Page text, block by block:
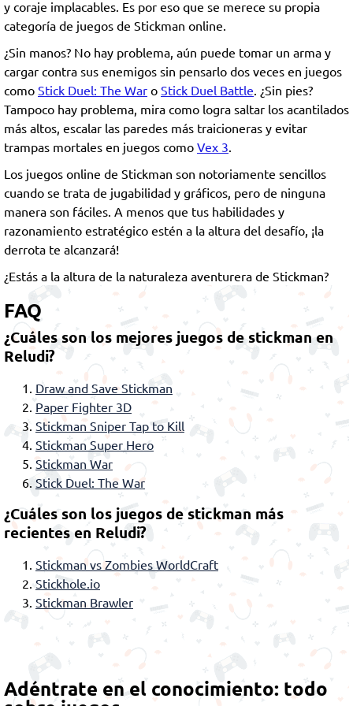
y coraje implacables. Es por eso que se merece su propia
categoría de juegos de Stickman online.
¿Sin manos? No hay problema, aún puede tomar un arma y
cargar contra sus enemigos sin pensarlo dos veces en juegos
como Stick Duel: The War o Stick Duel Battle. ¿Sin pies?
Tampoco hay problema, mira como logra saltar los acantilados
más altos, escalar las paredes más traicioneras y evitar
trampas mortales en juegos como Vex 3.
Los juegos online de Stickman son notoriamente sencillos
cuando se trata de jugabilidad y gráficos, pero de ninguna
manera son fáciles. A menos que tus habilidades y
razonamiento estratégico estén a la altura del desafío, ¡la
derrota te alcanzará!
¿Estás a la altura de la naturaleza aventurera de Stickman?
FAQ
¿Cuáles son los mejores juegos de stickman en
Reludi?
Draw and Save Stickman
Paper Fighter 3D
Stickman Sniper Tap to Kill
Stickman Super Hero
Stickman War
Stick Duel: The War
¿Cuáles son los juegos de stickman más
recientes en Reludi?
Stickman vs Zombies WorldCraft
Stickhole.io
Stickman Brawler
Adéntrate en el conocimiento: todo